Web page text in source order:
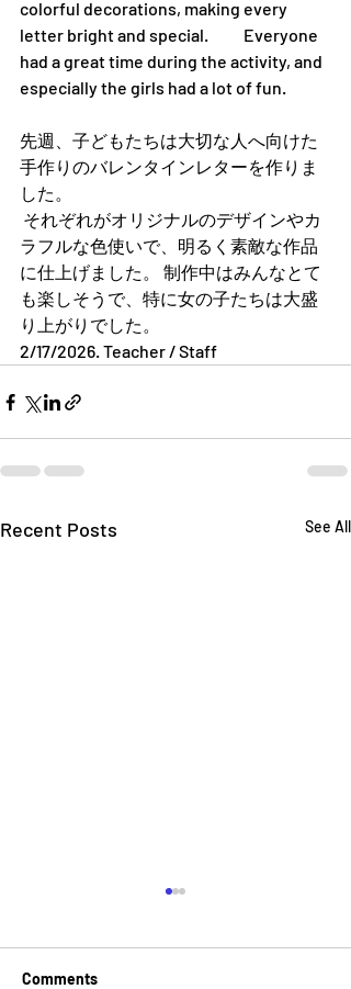
colorful decorations, making every
letter bright and special.　　Everyone
had a great time during the activity, and
especially the girls had a lot of fun.
先週、子どもたちは大切な人へ向けた
手作りのバレンタインレターを作りま
した。
ラフルな色使いで、明るく素敵な作品
に仕上げました。 制作中はみんなとて
も楽しそうで、特に女の子たちは大盛
り上がりでした。
2/17/2026. Teacher / Staff
Recent Posts See All
Comments